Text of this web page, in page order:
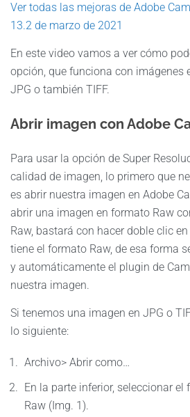
Ver todas las mejoras de Adobe
13.2 de marzo de 2021
En este video vamos a ver cómo
opción, que funciona con imágenes
JPG o también TIFF.
Abrir imagen con Adobe
Para usar la opción de Super
calidad de imagen, lo primero que
es abrir nuestra imagen en Adobe
abrir una imagen en formato Raw
Raw, bastará con hacer doble clic
tiene el formato Raw, de esa forma
y automáticamente el plugin de
nuestra imagen.
Si tenemos una imagen en JPG o
lo siguiente:
Archivo> Abrir como…
En la parte inferior, seleccionar el
Raw (Img. 1).